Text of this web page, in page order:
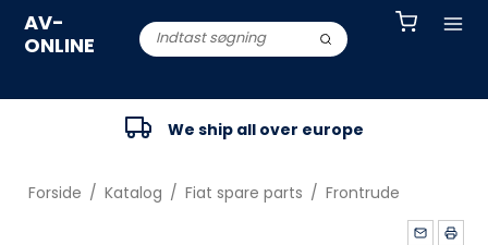
AV-
ONLINE
We ship all over europe
Forside / Katalog / Fiat spare parts / Frontrude